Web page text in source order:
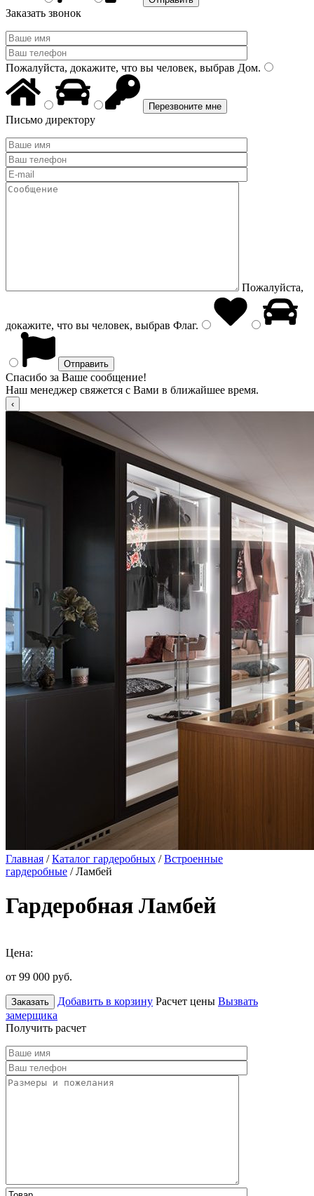
Заказать звонок
Пожалуйста, докажите, что вы человек, выбрав Дом.
Письмо директору
Пожалуйста,
докажите, что вы человек, выбрав Флаг.
Спасибо за Ваше сообщение!
Наш менеджер свяжется с Вами в ближайшее время.
Главная /Каталог гардеробных /Встроенные
гардеробные / Ламбей
Гардеробная Ламбей
Цена:
от 99 000 руб.
Заказать Добавить в корзину Расчет цены Вызвать
замерщика
Получить расчет